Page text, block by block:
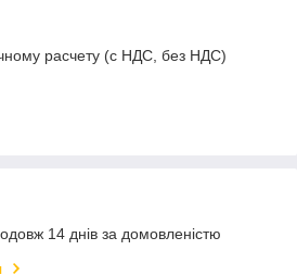
расчету (с НДС, без НДС)
14 днів за домовленістю